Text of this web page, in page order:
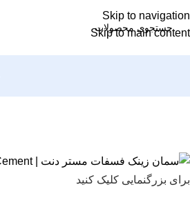
Skip to navigation
Skip to main content
برای بزرگنمایی کلیک کنید